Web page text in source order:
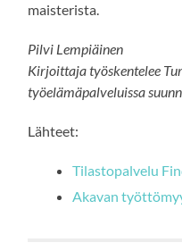
maisterista.
Pilvi Lempiäinen
Kirjoittaja työskentelee
työelämäpalveluissa
Lähteet:
Tilastopalvelu
Akavan